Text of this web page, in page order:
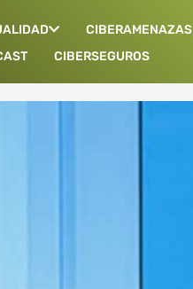
CIBERAMENAZAS
CIBERSEGUROS